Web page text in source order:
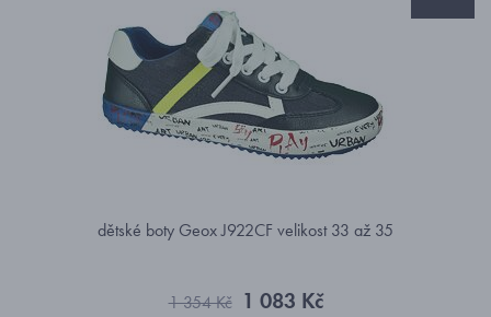
dětské boty Geox J922CF velikost 33 až 35
1 354 Kč 1 083 Kč